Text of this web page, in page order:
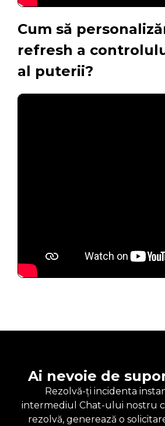
Cum să
refresh a
al puterii?
Ai nevoie de
Rezolvă-ți incidenta
intermediul Chat-ului nostru
rezolvă, generează o